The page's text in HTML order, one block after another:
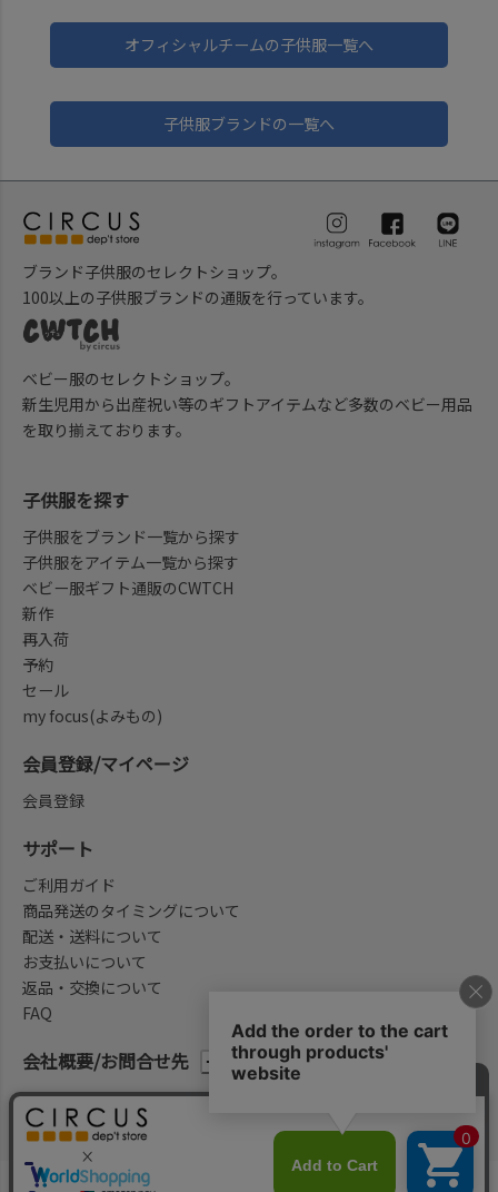
オフィシャルチームの子供服一覧へ
子供服ブランドの一覧へ
ブランド子供服のセレクトショップ。
100以上の子供服ブランドの通販を行っています。
ベビー服のセレクトショップ。
新生児用から出産祝い等のギフトアイテムなど多数のベビー用品
を取り揃えております。
会社概要/お問合せ先
子供服を探す
子供服をブランド一覧から探す
子供服をアイテム一覧から探す
ベビー服ギフト通販のCWTCH
新作
再入荷
予約
セール
my focus(よみもの)
会員登録/マイページ
会員登録
サポート
ご利用ガイド
商品発送のタイミングについて
配送・送料について
お支払いについて
返品・交換について
FAQ
法律に基づく表示 プライバシーポリシー
©2004-2026 子供服・キッズ服の通販Circus All Rights reserved.